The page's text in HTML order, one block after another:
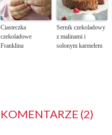
Ciasteczka
czekoladowe
Franklina
Sernik czekoladowy
z malinami i
solonym karmelem
KOMENTARZE (2)